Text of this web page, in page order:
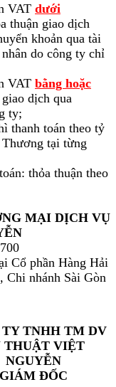
VAT dưới
thuận giao dịch
khoản qua tài
do công ty chỉ
VAT bằng hoặc
dịch qua
ty;
thanh toán theo tỷ
Thương tại từng
thỏa thuận theo
MẠI DỊCH VỤ
Cổ phần Hàng Hải
nhánh Sài Gòn
TY TNHH TM DV
THUẬT VIỆT
NGUYỄN
GIÁM ĐỐC